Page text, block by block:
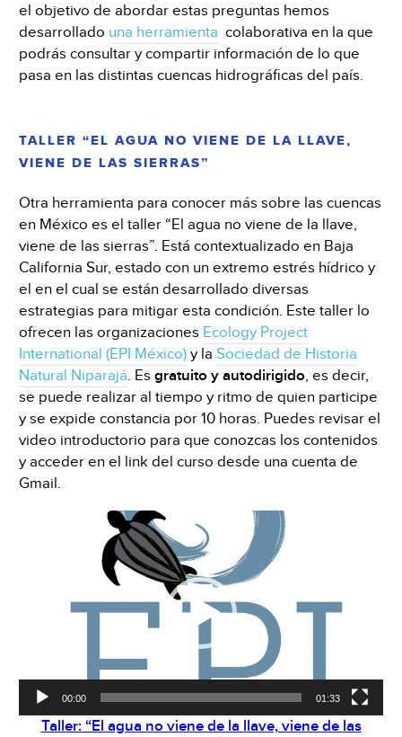
el objetivo de abordar estas preguntas hemos
desarrollado una herramienta colaborativa en la que
podrás consultar y compartir información de lo que
pasa en las distintas cuencas hidrográficas del país.
TALLER “EL AGUA NO VIENE DE LA LLAVE,
VIENE DE LAS SIERRAS”
Otra herramienta para conocer más sobre las cuencas
en México es el taller “El agua no viene de la llave,
viene de las sierras”. Está contextualizado en Baja
California Sur, estado con un extremo estrés hídrico y
el en el cual se están desarrollado diversas
estrategias para mitigar esta condición. Este taller lo
ofrecen las organizaciones Ecology Project
International (EPI México) y laSociedad de Historia
Natural Niparajá. Esgratuito y autodirigido, es decir,
se puede realizar al tiempo y ritmo de quien participe
y se expide constancia por 10 horas. Puedes revisar el
video introductorio para que conozcas los contenidos
y acceder en el link del curso desde una cuenta de
Gmail.
00:00 01:33
Taller: “El agua no viene de la llave, viene de las